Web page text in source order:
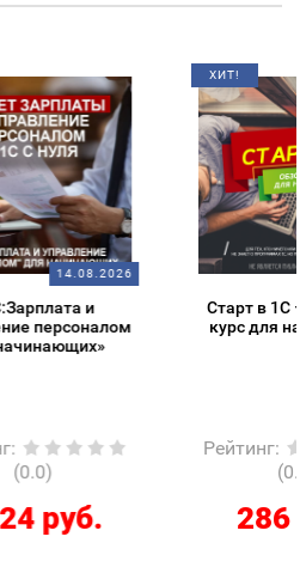
ХИТ!
14.08.2026
Старт в 1С – обзорный
курс для начинающих
Рейтинг